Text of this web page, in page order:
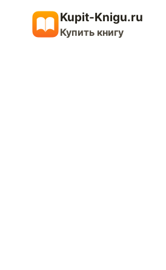
содержимому
Kupit-Knigu.ru
Купить книгу